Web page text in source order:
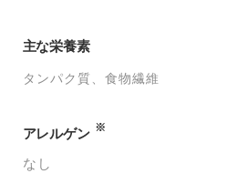
主な栄養素
タンパク質 食物繊維
アレルゲン ※
なし